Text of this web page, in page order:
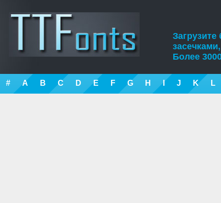
Более
# A B C D E F G H I J K L